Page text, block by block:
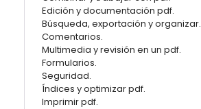
Edición y documentación pdf.
Búsqueda, exportación y organizar.
Comentarios.
Multimedia y revisión en un pdf.
Formularios.
Seguridad.
Índices y optimizar pdf.
Imprimir pdf.